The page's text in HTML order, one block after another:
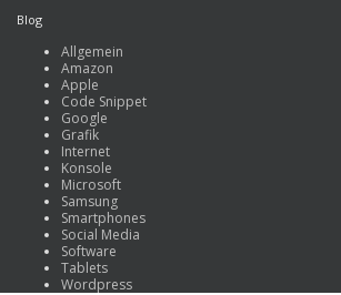
Blog
Allgemein
Amazon
Apple
Code Snippet
Google
Grafik
Internet
Konsole
Microsoft
Samsung
Smartphones
Social Media
Software
Tablets
Wordpress